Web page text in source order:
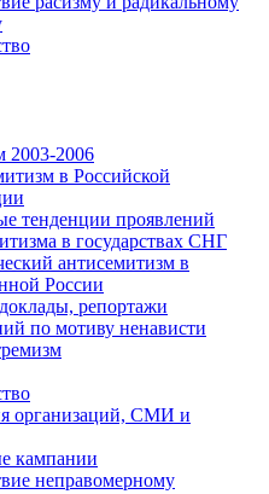
2003-2006
в Российской
тенденции проявлений
в государствах СНГ
антисемитизм в
России
репортажи
по мотиву ненависти
организаций, СМИ и
кампании
неправомерному